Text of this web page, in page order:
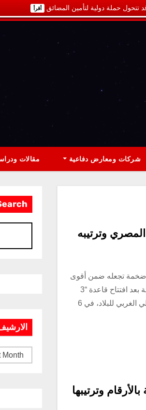
تتحول حملة دولية لتأمين المضائق أقرأ
شركات ومعارض دفاعية مقالات
وترتيبه
ضخمة تجعله ضمن أقوى
الأساطيل الحربية في العالم، خاصة بعد افتتاح قاعدة “3
يوليو” البحرية على الساحل الشمالي الغربي للبلاد، في 6
وترتيبها